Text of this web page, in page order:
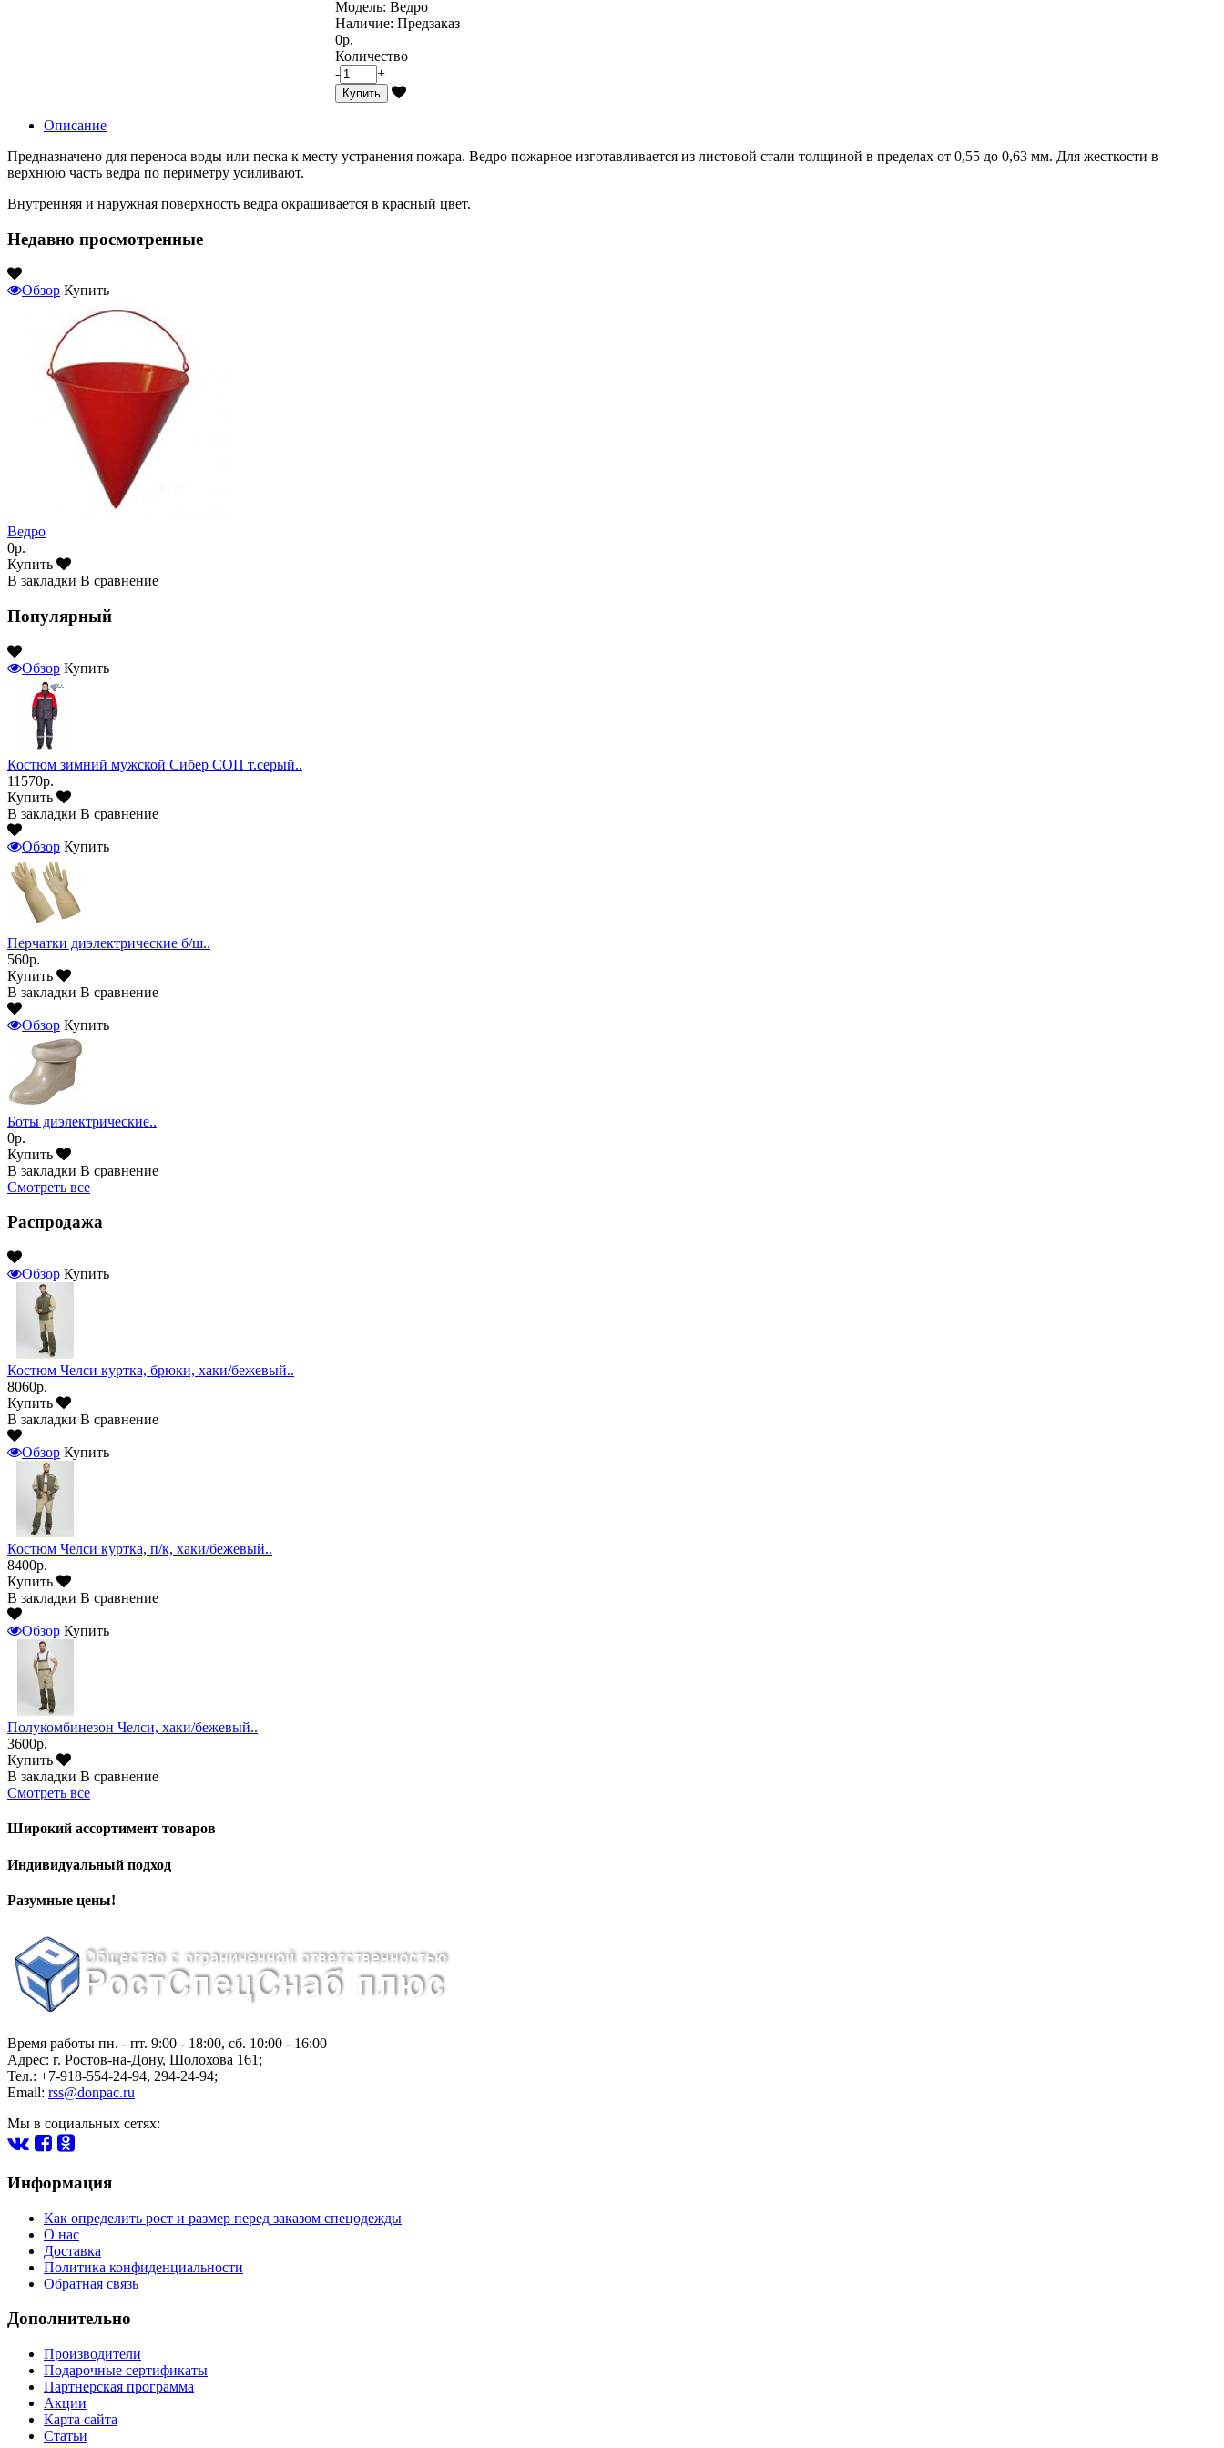
Модель: Ведро
Наличие: Предзаказ
0р.
Количество
-
+
Купить
Описание
Предназначено для переноса воды или песка к месту устранения пожара. Ведро пожарное изготавливается из листовой стали толщиной в пределах от 0,55 до 0,63 мм. Для жест­кости в
верхнюю часть ведра по периметру усиливают.
Внутренняя и наружная поверхность ведра окрашивается в красный цвет.
Недавно просмотренные
Обзор Купить
Ведро
0р.
Купить
В закладки В сравнение
Популярный
Обзор Купить
Костюм зимний мужской Сибер СОП т.серый..
11570р.
Купить
В закладки В сравнение
Обзор Купить
Перчатки диэлектрические б/ш..
560р.
Купить
В закладки В сравнение
Обзор Купить
Боты диэлектрические..
0р.
Купить
В закладки В сравнение
Смотреть все
Распродажа
Обзор Купить
Костюм Челси куртка, брюки, хаки/бежевый..
8060р.
Купить
В закладки В сравнение
Обзор Купить
Костюм Челси куртка, п/к, хаки/бежевый..
8400р.
Купить
В закладки В сравнение
Обзор Купить
Полукомбинезон Челси, хаки/бежевый..
3600р.
Купить
В закладки В сравнение
Смотреть все
Широкий ассортимент товаров
Индивидуальный подход
Разумные цены!
Время работы пн. - пт. 9:00 - 18:00, сб. 10:00 - 16:00
Адрес: г. Ростов-на-Дону, Шолохова 161 ;
Тел.: +7-918-554-24-94, 294-24-94;
Email: rss@donpac.ru
Мы в социальных сетях:
Информация
Как определить рост и размер перед заказом спецодежды
О нас
Доставка
Политика конфиденциальности
Обратная связь
Дополнительно
Производители
Подарочные сертификаты
Партнерская программа
Акции
Карта сайта
Статьи